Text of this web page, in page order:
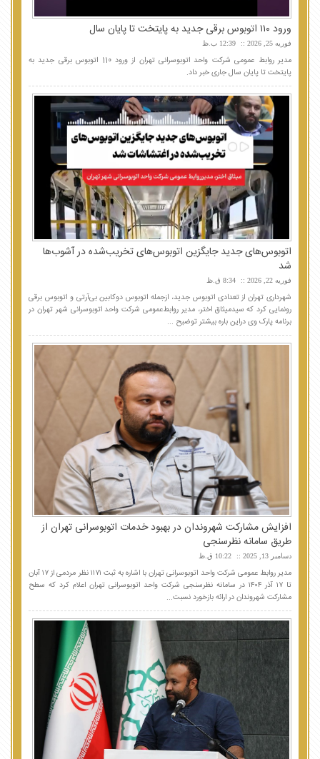
ورود ۱۱۰ اتوبوس برقی جدید به پایتخت تا پایان سال
فوریه 25, 2026 12:39 ب.ظ
مدیر روابط عمومی شرکت واحد اتوبوسرانی تهران از ورود 110 اتوبوس برقی جدید به
پایتخت تا پایان سال جاری خبر داد.
اتوبوس‌های جدید جایگزین اتوبوس‌های تخریب‌شده در آشوب‌ها
شد
فوریه 22, 2026 8:34 ق.ظ
شهرداری تهران از تعدادی اتوبوس جدید، ازجمله اتوبوس دوکابین بی‌آرتی و اتوبوس برقی
رونمایی کرد که سیدمیثاق اختر، مدیر روابط‌عمومی شرکت واحد اتوبوسرانی شهر تهران در
برنامه پارک وی دراین باره بیشتر توضیح ...
افزایش مشارکت شهروندان در بهبود خدمات اتوبوسرانی تهران از
طریق سامانه نظرسنجی
دسامبر 13, 2025 10:22 ق.ظ
مدیر روابط عمومی شرکت واحد اتوبوسرانی تهران با اشاره به ثبت ۱۱۷۱ نظر مردمی از ۱۷ آبان
تا ۱۷ آذر ۱۴۰۴ در سامانه نظرسنجی شرکت واحد اتوبوسرانی تهران اعلام کرد که سطح
مشارکت شهروندان در ارائه بازخورد نسبت...